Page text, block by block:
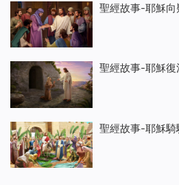
聖經故事-耶穌向
聖經故事-耶穌復
聖經故事-耶穌